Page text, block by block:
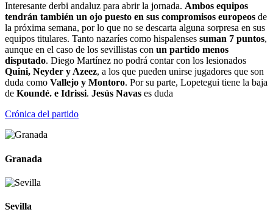
Interesante derbi andaluz para abrir la jornada. Ambos equipos
tendrán también un ojo puesto en sus compromisos europeos de
la próxima semana, por lo que no se descarta alguna sorpresa en sus
equipos titulares. Tanto nazaríes como hispalenses suman 7 puntos,
aunque en el caso de los sevillistas con un partido menos
disputado. Diego Martínez no podrá contar con los lesionados
Quini, Neyder y Azeez, a los que pueden unirse jugadores que son
duda como Vallejo y Montoro. Por su parte, Lopetegui tiene la baja
de Koundé. e Idrissi. Jesús Navas es duda
Crónica del partido
Granada
Sevilla